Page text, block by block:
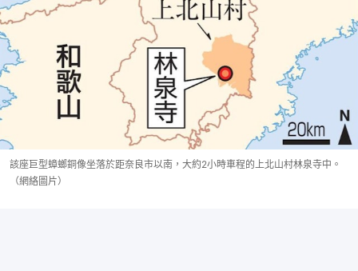
該座巨型蟑螂銅像坐落於距奈良市以南，大約2小時車程的上北山村林泉寺中。
（網絡圖片）